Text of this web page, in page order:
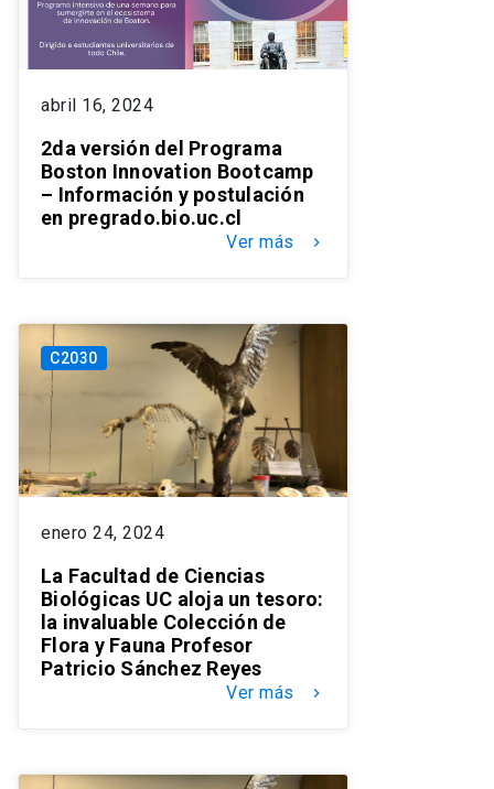
abril 16, 2024
2da versión del Programa
Boston Innovation Bootcamp
– Información y postulación
en pregrado.bio.uc.cl
Ver más keyboard_arrow_right
C2030
enero 24, 2024
La Facultad de Ciencias
Biológicas UC aloja un tesoro:
la invaluable Colección de
Flora y Fauna Profesor
Patricio Sánchez Reyes
Ver más keyboard_arrow_right